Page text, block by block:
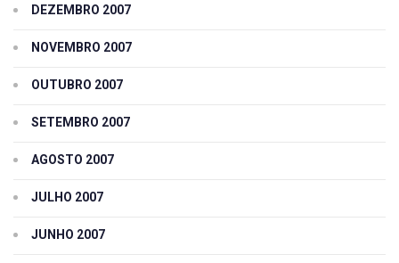
DEZEMBRO 2007
NOVEMBRO 2007
OUTUBRO 2007
SETEMBRO 2007
AGOSTO 2007
JULHO 2007
JUNHO 2007